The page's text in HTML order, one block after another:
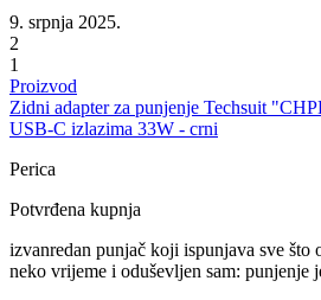
9. srpnja 2025.
2
1
Proizvod
Zidni adapter za punjenje Techsuit
USB-C izlazima 33W - crni
Perica
Potvrđena kupnja
izvanredan punjač koji ispunjava sve što
neko vrijeme i oduševljen sam: punjenje